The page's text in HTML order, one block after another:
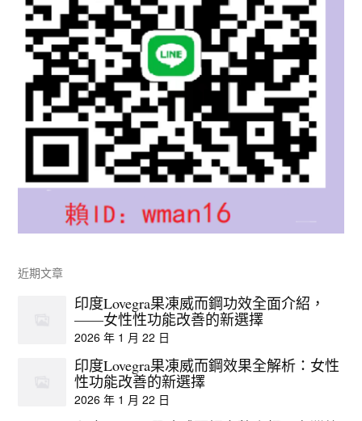
近期文章
印度Lovegra果凍威而鋼功效全面介紹，
——女性性功能改善的新選擇
2026 年 1 月 22 日
印度Lovegra果凍威而鋼效果全解析：女性
性功能改善的新選擇
2026 年 1 月 22 日